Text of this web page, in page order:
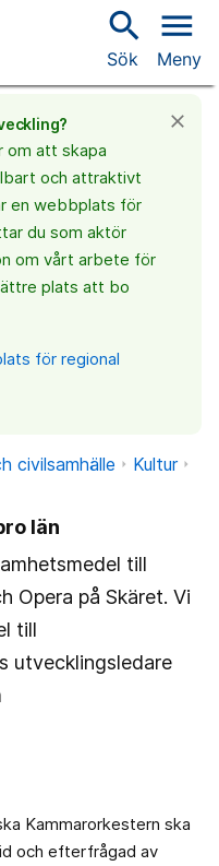
search
Sök
menu
Meny
om att skapa
och attraktivt
en webbplats för
du som aktör
om vårt arbete för
plats att bo
för regional
close
civilsamhälle
Kultur
län
till
Opera på Skäret. Vi
till
utvecklingsledare
Kammarorkestern ska
och efterfrågad av